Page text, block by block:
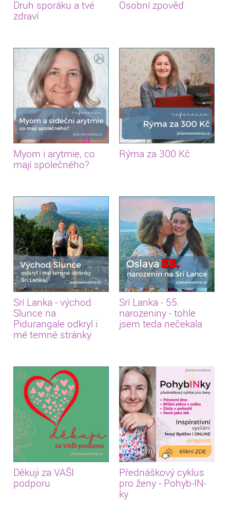
Druh sporáku a tvé
zdraví
Osobní zpověď
Myom i arytmie, co
mají společného?
Rýma za 300 Kč
Srí Lanka - východ
Slunce na
Pidurangale odkryl i
mé temné stránky
Srí Lanka - 55.
narozeniny - tohle
jsem teda nečekala
Děkuji za VAŠI
podporu
Přednáškový cyklus
pro ženy - Pohyb-IN-
ky